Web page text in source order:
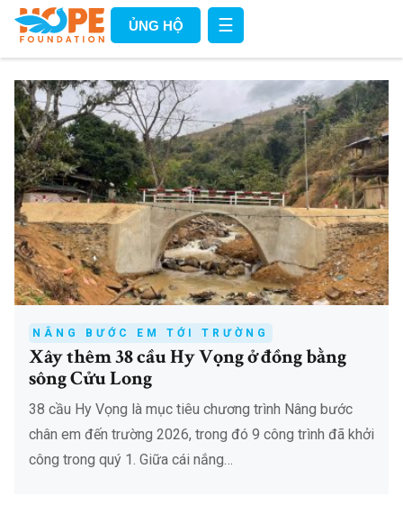
ỦNG HỘ ☰
NÂNG BƯỚC EM TỚI TRƯỜNG
Xây thêm 38 cầu Hy Vọng ở đồng bằng
sông Cửu Long
38 cầu Hy Vọng là mục tiêu chương trình Nâng bước
chân em đến trường 2026, trong đó 9 công trình đã khởi
công trong quý 1. Giữa cái nắng…